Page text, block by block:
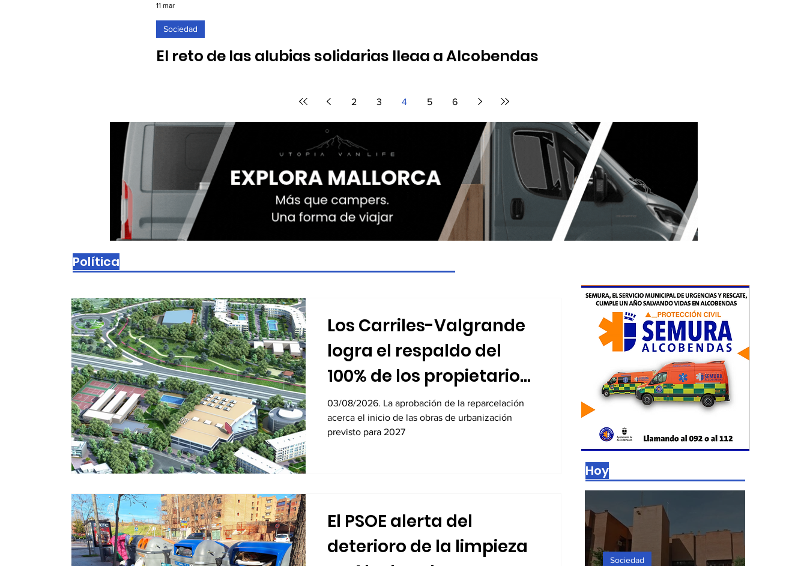
El reto de las alubias solidarias llega a Alcobendas
Sociedad
11 mar
2 3 4 5 6
Política
Los Carriles-Valgrande
logra el respaldo del
100% de los propietarios
para sus 8.600 viviendas
03/08/2026. La aprobación de la reparcelación
acerca el inicio de las obras de urbanización
previsto para 2027
El PSOE alerta del
deterioro de la limpieza
Sociedad
Hoy